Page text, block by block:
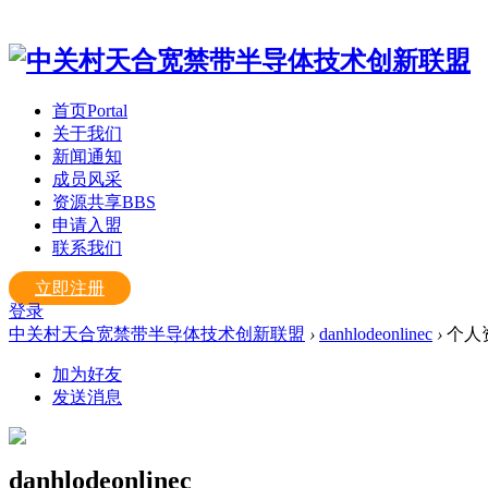
首页Portal
关于我们
新闻通知
成员风采
资源共享BBS
申请入盟
联系我们
立即注册
登录
中关村天合宽禁带半导体技术创新联盟 › danhlodeonlinec › 个人
加为好友
发送消息
danhlodeonlinec